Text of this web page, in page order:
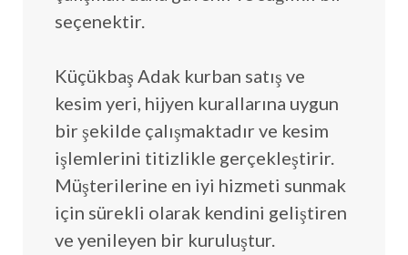
seçenektir.
Küçükbaş Adak kurban satış ve
kesim yeri, hijyen kurallarına uygun
bir şekilde çalışmaktadır ve kesim
işlemlerini titizlikle gerçekleştirir.
Müşterilerine en iyi hizmeti sunmak
için sürekli olarak kendini geliştiren
ve yenileyen bir kuruluştur.